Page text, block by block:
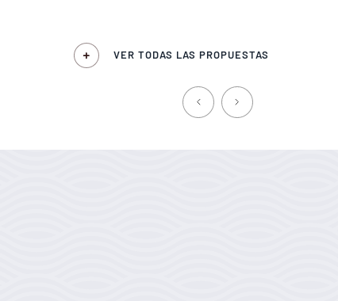
VER TODAS LAS PROPUESTAS